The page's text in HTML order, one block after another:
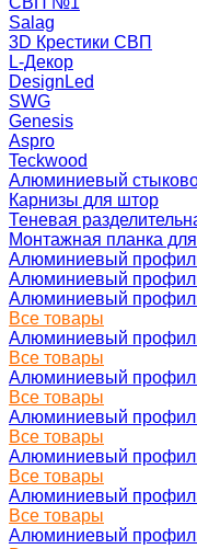
Salag
3D Крестики СВП
L-Декор
DesignLed
SWG
Genesis
Aspro
Teckwood
Алюминиевый
Карнизы для штор
Теневая
Монтажная планка
Алюминиевый
Алюминиевый
Алюминиевый
Все товары
Алюминиевый
Все товары
Алюминиевый
Все товары
Алюминиевый
Все товары
Алюминиевый
Все товары
Алюминиевый
Все товары
Алюминиевый